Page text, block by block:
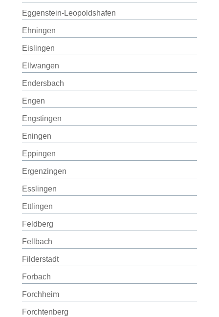
Eggenstein-Leopoldshafen
Ehningen
Eislingen
Ellwangen
Endersbach
Engen
Engstingen
Eningen
Eppingen
Ergenzingen
Esslingen
Ettlingen
Feldberg
Fellbach
Filderstadt
Forbach
Forchheim
Forchtenberg